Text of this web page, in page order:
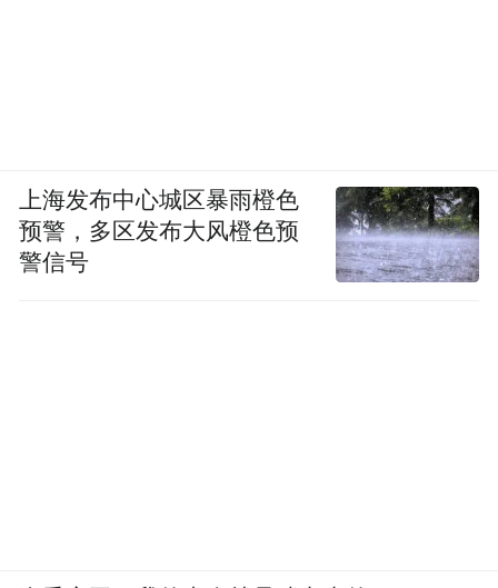
上海发布中心城区暴雨橙色
预警，多区发布大风橙色预
警信号